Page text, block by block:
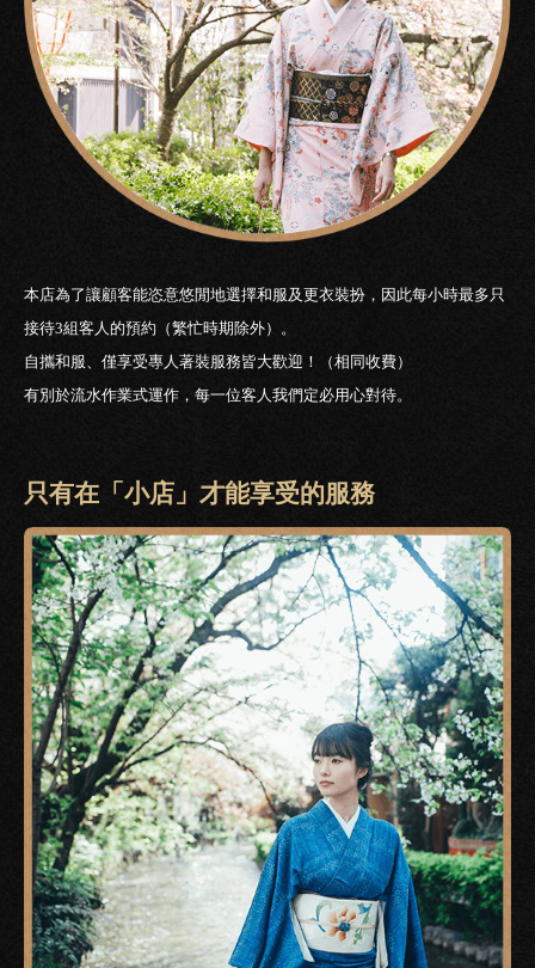
本店為了讓顧客能恣意悠閒地選擇和服及更衣裝扮，因此每小時最多只
接待3組客人的預約（繁忙時期除外）。
自攜和服、僅享受專人著裝服務皆大歡迎！（相同收費）
有別於流水作業式運作，每一位客人我們定必用心對待。
只有在「小店」才能享受的服務